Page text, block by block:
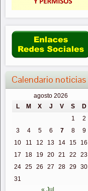
Calendario noticias
agosto 2026
L
M X J V S
D
1
2
3
4 5 6 7 8
9
10
11 12 13 14 15
16
17
18 19 20 21 22
23
24 25 26 27 28 29 30
31